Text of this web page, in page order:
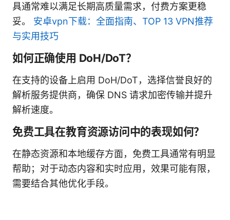
具通常难以满足长期高质量需求，付费方案更稳
妥。 安卓vpn下载：全面指南、TOP 13 VPN推荐
与实用技巧
如何正确使用 DoH/DoT？
在支持的设备上启用 DoH/DoT，选择信誉良好的
解析服务提供商，确保 DNS 请求加密传输并提升
解析速度。
免费工具在教育资源访问中的表现如何？
在静态资源和本地缓存方面，免费工具通常有明显
帮助；对于动态内容和实时应用，效果可能有限，
需要结合其他优化手段。